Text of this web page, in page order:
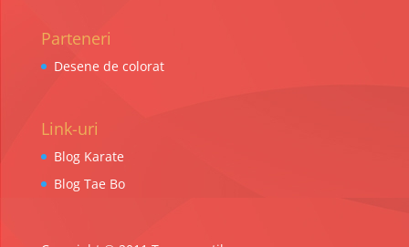
Parteneri
Desene de colorat
Link-uri
Blog Karate
Blog Tae Bo